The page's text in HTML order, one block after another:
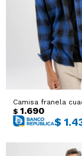
Camisa franela
$ 1.690
$
Sacos
Trajes
Abrigos
Ver todo
T-shirts y
Ver todo